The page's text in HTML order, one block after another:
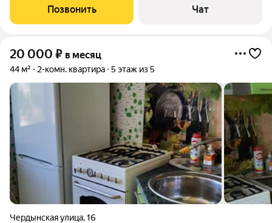
дома 1959 года постройки. В квартире выполнен
косметический ремонт, что добавляет
Позвонить Чат
20 000 ₽ в месяц
44 м² 2-комн. квартира 5 этаж из 5
Чердынская улица,16